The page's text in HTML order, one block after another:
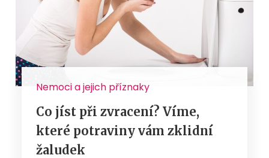
Nemoci a jejich příznaky
Co jíst při zvracení? Víme,
které potraviny vám zklidní
žaludek